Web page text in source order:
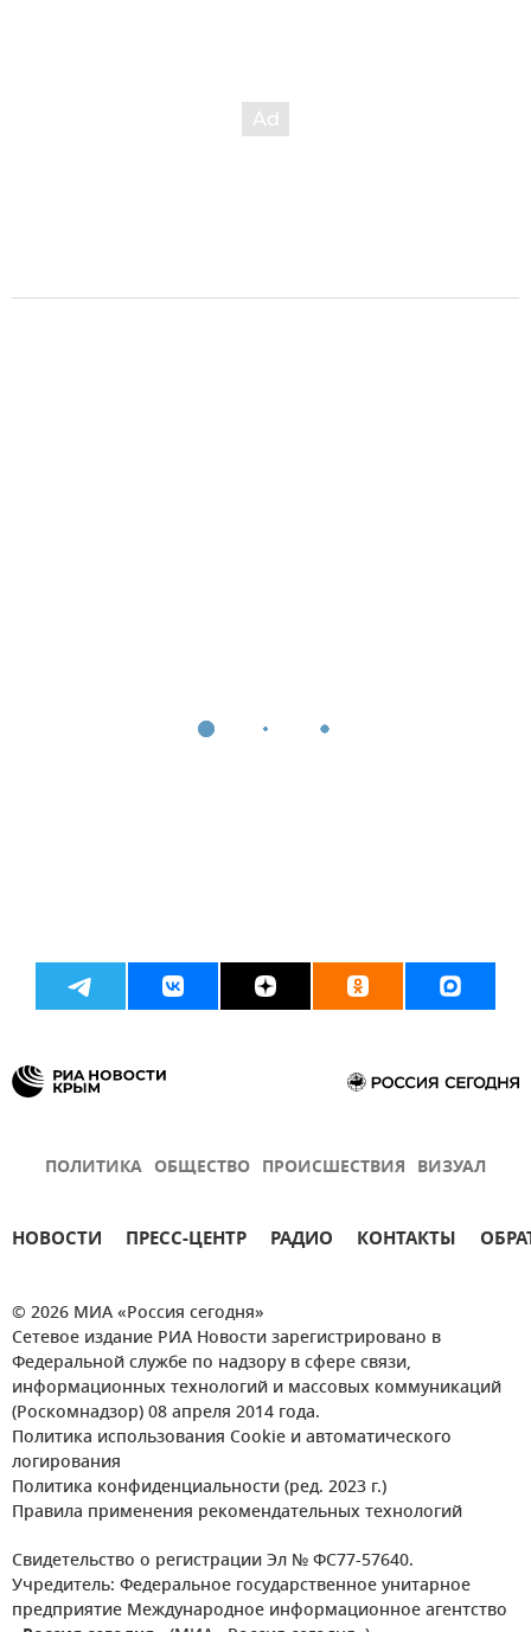
ПОЛИТИКА ОБЩЕСТВО ПРОИСШЕСТВИЯ ВИЗУАЛ
НОВОСТИ ПРЕСС-ЦЕНТР РАДИО КОНТАКТЫ
© 2026 МИА «Россия сегодня»
Сетевое издание РИА Новости зарегистрировано в
Федеральной службе по надзору в сфере связи,
информационных технологий и массовых коммуникаций
(Роскомнадзор) 08 апреля 2014 года.
Политика использования Cookie и автоматического
логирования
Политика конфиденциальности (ред. 2023 г.)
Правила применения рекомендательных технологий
Свидетельство о регистрации Эл № ФС77-57640.
Учредитель: Федеральное государственное унитарное
предприятие Международное информационное агентство